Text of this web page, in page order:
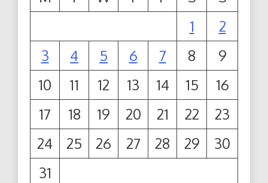
1
2
3
4 5 6 7 8
9
10
11 12 13 14 15
16
17
18 19 20 21 22
23
24
25 26 27 28 29
30
31